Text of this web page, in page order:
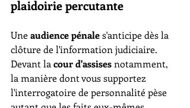
plaidoirie percutante
Une audience pénale s'anticipe dès la
clôture de l'information judiciaire.
Devant la cour d'assises notamment,
la manière dont vous supportez
l'interrogatoire de personnalité pèse